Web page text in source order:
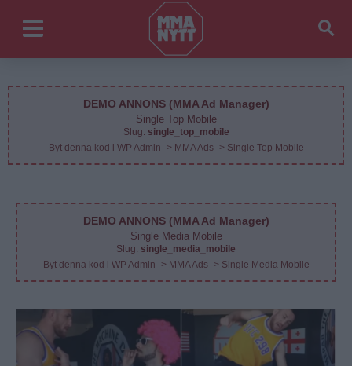
DEMO ANNONS (MMA Ad Manager)
Single Top Mobile
Slug: single_top_mobile
Byt denna kod i WP Admin -> MMA Ads -> Single Top Mobile
DEMO ANNONS (MMA Ad Manager)
Single Media Mobile
Slug: single_media_mobile
Byt denna kod i WP Admin -> MMA Ads -> Single Media Mobile